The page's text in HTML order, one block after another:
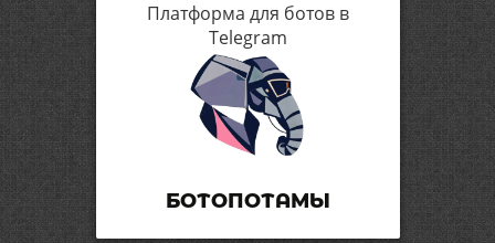
Платформа для ботов в
Telegram
БОТОПОТАМЫ